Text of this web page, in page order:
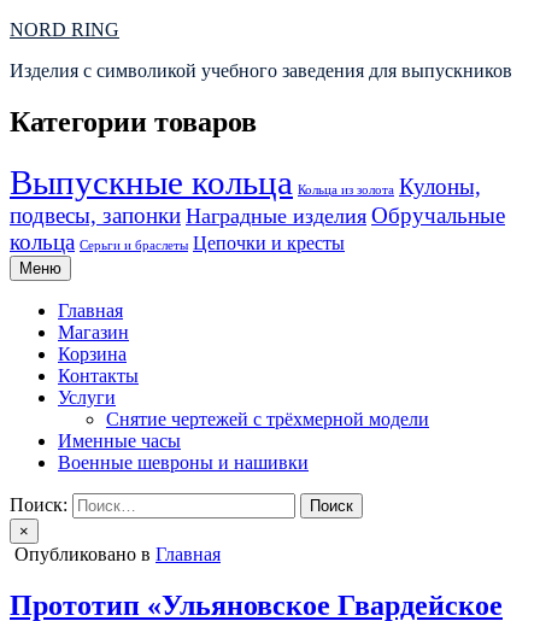
Перейти
содержимому
NORD RING
Изделия с символикой учебного заведения для выпускников
Категории товаров
Выпускные кольца Кольца из золота Кулоны,
подвесы, запонки Наградные изделия Обручальные
кольца Серьги и браслеты Цепочки и кресты
Меню
Главная
Магазин
Корзина
Контакты
Услуги
Снятие чертежей с трёхмерной модели
Именные часы
Военные шевроны и нашивки
Поиск:
×
Опубликовано в Главная
Прототип «Ульяновское Гвардейское